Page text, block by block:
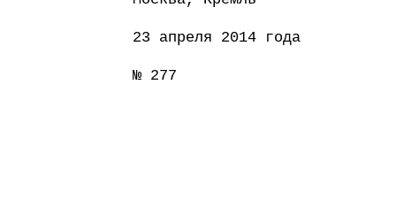
23 апреля 2014 года
№ 277